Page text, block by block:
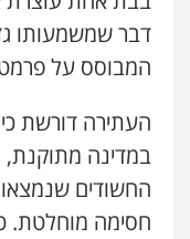
דבר שמשמעותו
המבוסס על
העתירה דורשת
במדינה מתוקנת,
החשודים
גל